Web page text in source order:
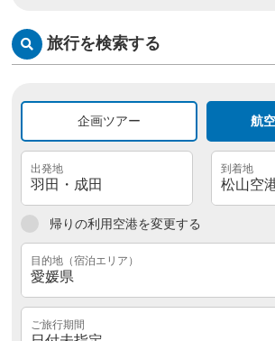
旅行を検索する
企画ツアー 航
帰りの利用空港を変更する